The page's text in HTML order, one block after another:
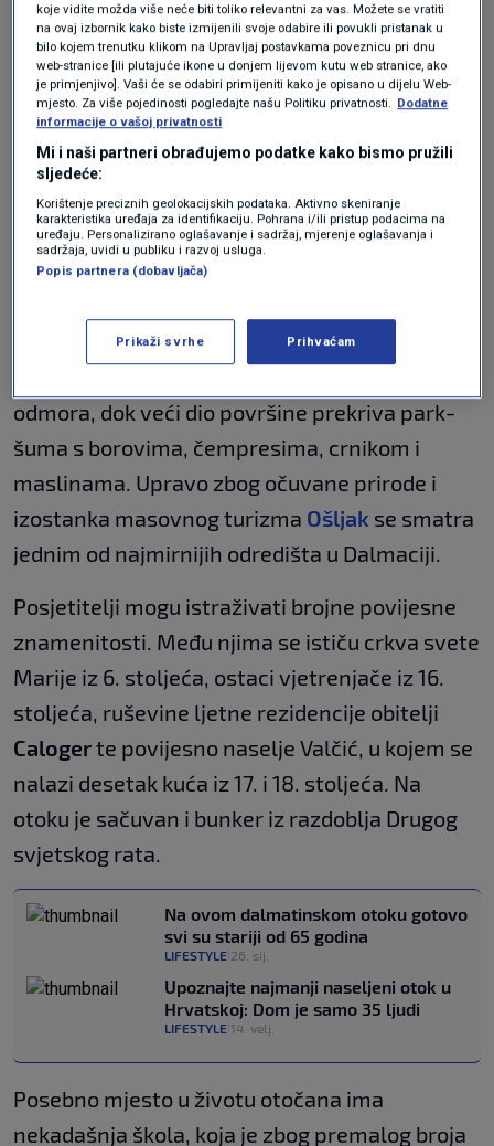
Danas je slika otoka potpuno drukčija. Među
odmora, dok veći dio površine prekriva park-
šuma s borovima, čempresima, crnikom i
maslinama. Upravo zbog očuvane prirode i
izostanka masovnog turizma Ošljak se smatra
jednim od najmirnijih odredišta u Dalmaciji.
Posjetitelji mogu istraživati brojne povijesne
znamenitosti. Među njima se ističu crkva svete
Marije iz 6. stoljeća, ostaci vjetrenjače iz 16.
stoljeća, ruševine ljetne rezidencije obitelji
Calogerte povijesno naselje Valčić, u kojem se
nalazi desetak kuća iz 17. i 18. stoljeća. Na
otoku je sačuvan i bunker iz razdoblja Drugog
svjetskog rata.
Na ovom dalmatinskom otoku gotovo
svi su stariji od 65 godina
LIFESTYLE 26. sij.
Upoznajte najmanji naseljeni otok u
Hrvatskoj: Dom je samo 35 ljudi
LIFESTYLE 14. velj.
Posebno mjesto u životu otočana ima
nekadašnja škola, koja je zbog premalog broja
koje vidite možda više neće biti toliko relevantni za vas. Možete se vratiti
na ovaj izbornik kako biste izmijenili svoje odabire ili povukli pristanak u
bilo kojem trenutku klikom na Upravljaj postavkama poveznicu pri dnu
web-stranice [ili plutajuće ikone u donjem lijevom kutu web stranice, ako
je primjenjivo]. Vaši će se odabiri primijeniti kako je opisano u dijelu Web-
mjesto. Za više pojedinosti pogledajte našu Politiku privatnosti. Dodatne
informacije o vašoj privatnosti
Mi i naši partneri obrađujemo podatke kako bismo pružili
sljedeće:
Korištenje preciznih geolokacijskih podataka. Aktivno skeniranje
karakteristika uređaja za identifikaciju. Pohrana i/ili pristup podacima na
uređaju. Personalizirano oglašavanje i sadržaj, mjerenje oglašavanja i
sadržaja, uvidi u publiku i razvoj usluga.
Popis partnera (dobavljača)
Prikaži svrhe Prihvaćam